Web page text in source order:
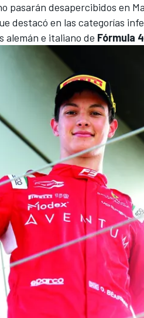
pasarán desapercibidos en
destacó en las categorías
alemán e italiano de Fórmula